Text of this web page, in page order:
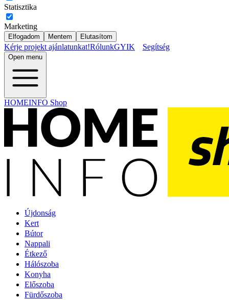
Statisztika
Marketing
Elfogadom Mentem Elutasítom
Kérje projekt ajánlatunkat!RólunkGYIK Segítség
Open menu
HOMEINFO Shop
Újdonság
Kert
Bútor
Nappali
Étkező
Hálószoba
Konyha
Előszoba
Fürdőszoba